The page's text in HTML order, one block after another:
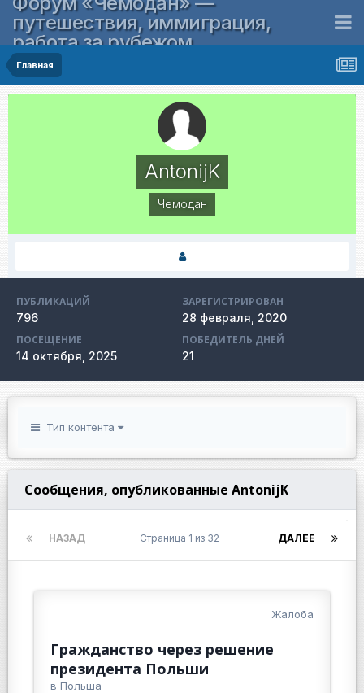
путешествия, иммиграция,
работа за рубежом
Главная
AntonijK
Чемодан
ПУБЛИКАЦИЙ
796
ЗАРЕГИСТРИРОВАН
28 февраля, 2020
ПОСЕЩЕНИЕ
14 октября, 2025
ПОБЕДИТЕЛЬ ДНЕЙ
21
Тип контента
Сообщения, опубликованные AntonijK
НАЗАД ДАЛЕЕ
Страница 1 из 32
Жалоба
Гражданство через решение
президента Польши
в Польша